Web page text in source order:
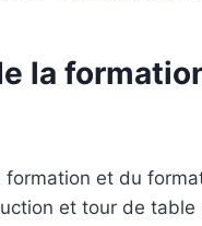
la
formation et du
et tour de table